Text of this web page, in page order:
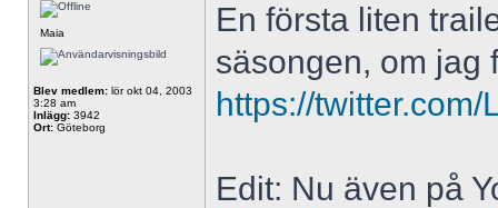
Maia
Blev medlem: lör okt 04, 2003
3:28 am
Inlägg: 3942
Ort: Göteborg
En första liten
säsongen, om jag
https://
Edit: Nu även på